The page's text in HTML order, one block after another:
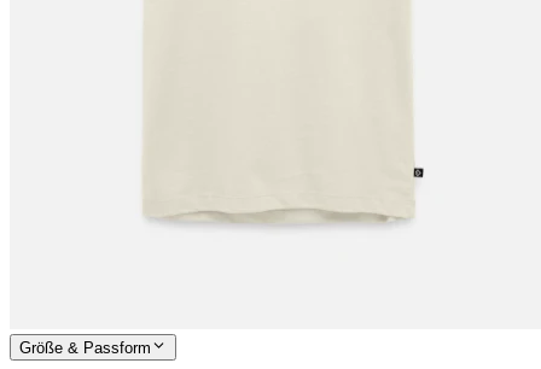
Größe & Passform